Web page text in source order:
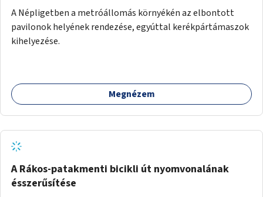
A Népligetben a metróállomás környékén az elbontott
pavilonok helyének rendezése, egyúttal kerékpártámaszok
kihelyezése.
Megnézem
A Rákos-patakmenti bicikli út nyomvonalának
ésszerűsítése